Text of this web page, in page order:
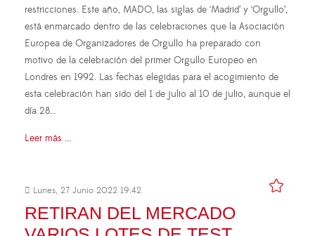
restricciones. Este año, MADO, las siglas de ‘Madrid’ y ‘Orgullo’,
está enmarcado dentro de las celebraciones que la Asociación
Europea de Organizadores de Orgullo ha preparado con
motivo de la celebración del primer Orgullo Europeo en
Londres en 1992. Las fechas elegidas para el acogimiento de
esta celebración han sido del 1 de julio al 10 de julio, aunque el
día 28…
Leer más ...
Lunes, 27 Junio 2022 19:42
RETIRAN DEL MERCADO